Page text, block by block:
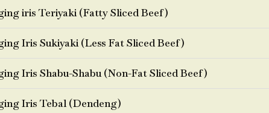
iris Teriyaki (Fatty Sliced Beef)
Iris Sukiyaki (Less Fat Sliced Beef)
Iris Shabu-Shabu (Non-Fat Sliced Beef)
Iris Tebal (Dendeng)